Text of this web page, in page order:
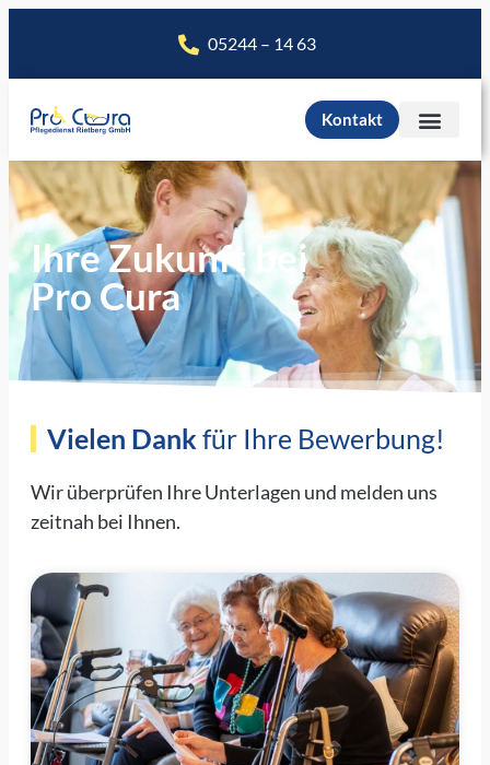
05244 – 14 63
Kontakt
Ihre Zukunft bei
Pro Cura
Vielen Dank für Ihre Bewerbung!
Wir überprüfen Ihre Unterlagen und melden uns
zeitnah bei Ihnen.